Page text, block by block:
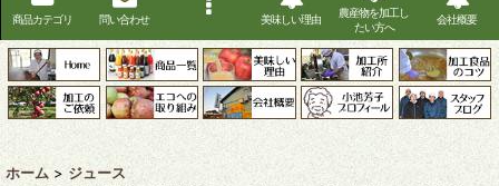
商品カテゴリ 問い合わせ 美味しい理由
農産物を加工し
たい方へ
会社概要
ホーム > ジュース